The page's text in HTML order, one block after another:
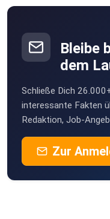
Bleibe
dem
Schließe Dich
interessante Fakten
Redaktion, Job-
Zur